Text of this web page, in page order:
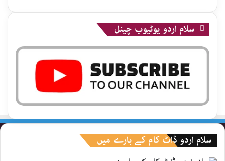
سلام اردو یوٹیوب چینل
سلام اردو ڈاٹ کام کے بارے میں